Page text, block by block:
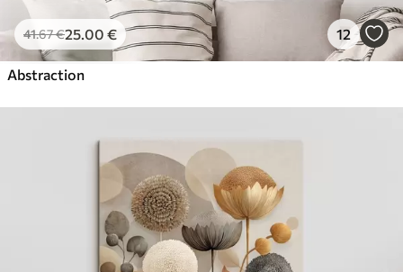
41.67€25.00 € 12
Abstraction